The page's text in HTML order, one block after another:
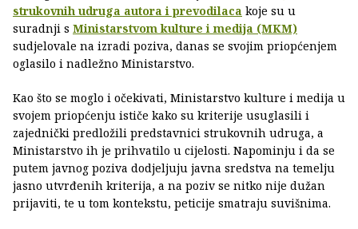
strukovnih udruga autora i prevodilaca koje su u
suradnji s Ministarstvom kulture i medija (MKM)
sudjelovale na izradi poziva, danas se svojim priopćenjem
oglasilo i nadležno Ministarstvo.
Kao što se moglo i očekivati, Ministarstvo kulture i medija u
svojem priopćenju ističe kako su kriterije usuglasili i
zajednički predložili predstavnici strukovnih udruga, a
Ministarstvo ih je prihvatilo u cijelosti. Napominju i da se
putem javnog poziva dodjeljuju javna sredstva na temelju
jasno utvrđenih kriterija, a na poziv se nitko nije dužan
prijaviti, te u tom kontekstu, peticije smatraju suvišnima.